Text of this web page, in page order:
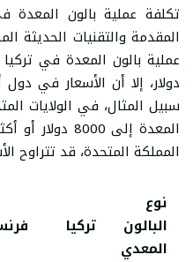
تكلفة عملية بالون
المقدمة والتقنيات
دولار، إلا أن الأسعار في
سبيل المثال، في الولايات
المعدة إلى
المملكة المتحدة، قد تتراوح الأسعار من 5000
نوع
البالون
المعدي
تركيا